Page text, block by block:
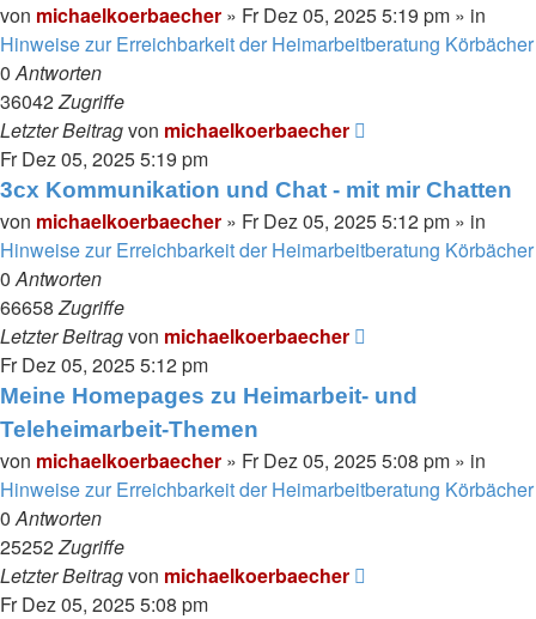
von michaelkoerbaecher » Fr Dez 05, 2025 5:19 pm » in
Hinweise zur Erreichbarkeit der Heimarbeitberatung Körbächer
0Antworten
36042Zugriffe
Letzter Beitragvon michaelkoerbaecher
Fr Dez 05, 2025 5:19 pm
3cx Kommunikation und Chat - mit mir Chatten
von michaelkoerbaecher » Fr Dez 05, 2025 5:12 pm » in
Hinweise zur Erreichbarkeit der Heimarbeitberatung Körbächer
0Antworten
66658Zugriffe
Letzter Beitragvon michaelkoerbaecher
Fr Dez 05, 2025 5:12 pm
Meine Homepages zu Heimarbeit- und
Teleheimarbeit-Themen
von michaelkoerbaecher » Fr Dez 05, 2025 5:08 pm » in
Hinweise zur Erreichbarkeit der Heimarbeitberatung Körbächer
0Antworten
25252Zugriffe
Letzter Beitragvon michaelkoerbaecher
Fr Dez 05, 2025 5:08 pm